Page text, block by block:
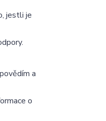
jestli je
a
o